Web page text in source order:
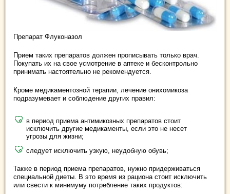
Препарат Флуконазол
Прием таких препаратов должен прописывать только врач.
Покупать их на свое усмотрение в аптеке и бесконтрольно
принимать настоятельно не рекомендуется.
Кроме медикаментозной терапии, лечение онихомикоза
подразумевает и соблюдение других правил:
в период приема антимикозных препаратов стоит
исключить другие медикаменты, если это не несет
угрозы для жизни;
следует исключить узкую, неудобную обувь;
Также в период приема препаратов, нужно придерживаться
специальной диеты. В это время из рациона стоит исключить
или свести к минимуму потребление таких продуктов: